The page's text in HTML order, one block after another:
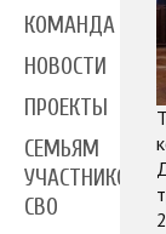
КОМАНДА
НОВОСТИ
ПРОЕКТЫ
СЕМЬЯМ
УЧАСТНИКОВ
СВО